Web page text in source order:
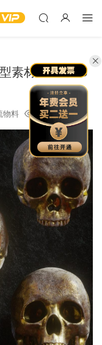
素材 Billelis 3
物料 1.12k